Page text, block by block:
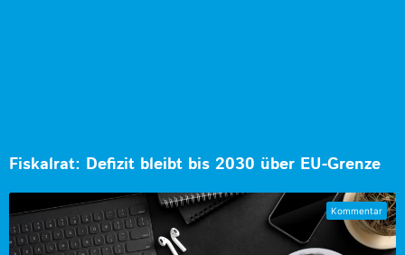
Fiskalrat: Defizit bleibt bis 2030 über EU-Grenze